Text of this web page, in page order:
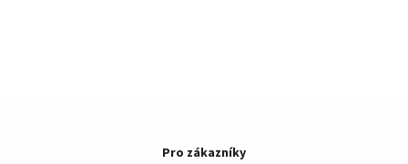
Pro zákazníky